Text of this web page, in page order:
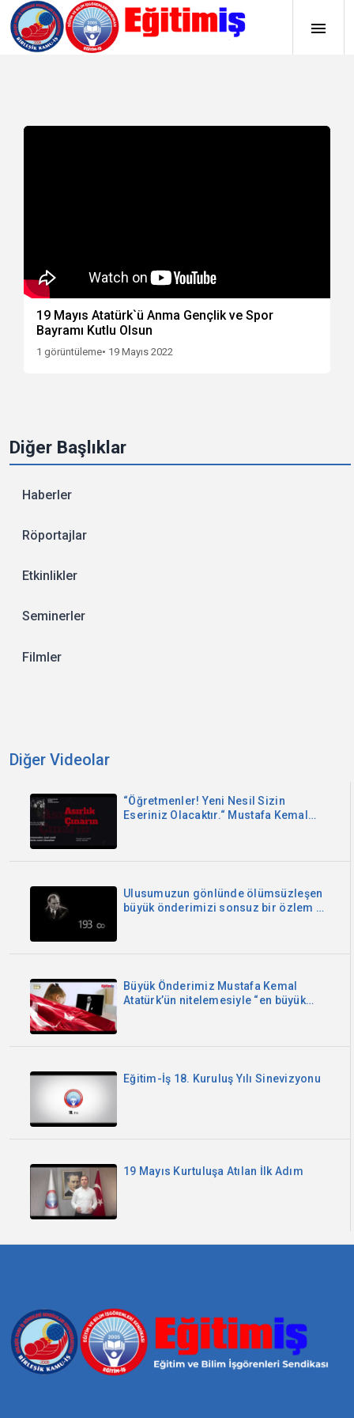
Diğer Başlıklar
Haberler
Röportajlar
Etkinlikler
Seminerler
Filmler
Diğer Videolar
“Öğretmenler! Yeni Nesil Sizin
Eseriniz Olacaktır.“ Mustafa Kemal
Ulusumuzun gönlünde ölümsüzleşen
büyük önderimizi sonsuz bir özlem ve
Büyük Önderimiz Mustafa Kemal
Atatürk’ün nitelemesiyle “en büyük
Eğitim-İş 18. Kuruluş Yılı Sinevizyonu
19 Mayıs Kurtuluşa Atılan İlk Adım
19 Mayıs Atatürk`ü Anma Gençlik ve Spor
Bayramı Kutlu Olsun
1 görüntüleme• 19 Mayıs 2022